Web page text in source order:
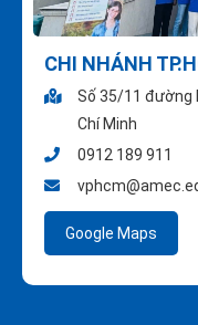
CHI NHÁNH
Số 35/11 đường
Chí Minh
0912 189 911
Google Maps